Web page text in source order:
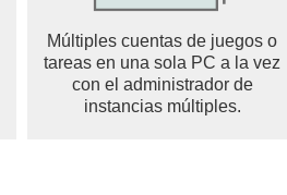
Múltiples cuentas de juegos o
tareas en una sola PC a la vez
con el administrador de
instancias múltiples.